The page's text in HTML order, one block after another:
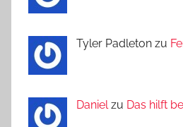
Tyler Padleton zu
Daniel zu Das hilft